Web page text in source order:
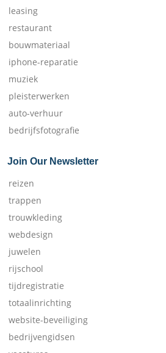
leasing
restaurant
bouwmateriaal
iphone-reparatie
muziek
pleisterwerken
auto-verhuur
bedrijfsfotografie
Join Our Newsletter
reizen
trappen
trouwkleding
webdesign
juwelen
rijschool
tijdregistratie
totaalinrichting
website-beveiliging
bedrijvengidsen